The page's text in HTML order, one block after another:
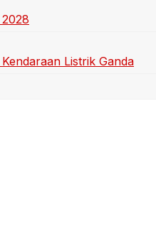
Listrik Ganda